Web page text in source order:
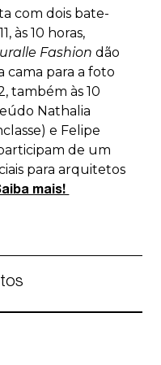
com dois bate-
às 10 horas,
Fashion dão
cama para a foto
também às 10
Nathalia
e Felipe
de um
para arquitetos
mais!